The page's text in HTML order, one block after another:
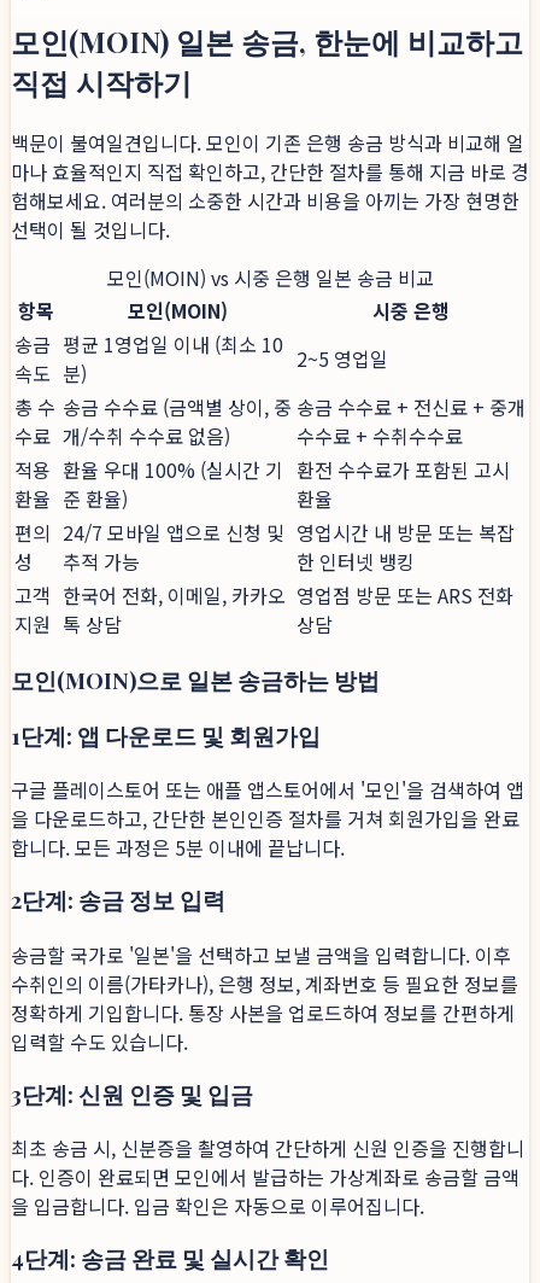
모인(MOIN) 일본 송금, 한눈에 비교하고
직접 시작하기
백문이 불여일견입니다. 모인이 기존 은행 송금 방식과 비교해 얼
마나 효율적인지 직접 확인하고, 간단한 절차를 통해 지금 바로 경
험해보세요. 여러분의 소중한 시간과 비용을 아끼는 가장 현명한
선택이 될 것입니다.
모인(MOIN) vs 시중 은행 일본 송금 비교
항목
모인(MOIN)
시중 은행
송금
속도
평균 1영업일 이내 (최소 10
분)
2~5 영업일
총 수
수료
송금 수수료 (금액별 상이, 중
개/수취 수수료 없음)
송금 수수료 + 전신료 + 중개
수수료 + 수취수수료
적용
환율
환율 우대 100% (실시간 기
준 환율)
환전 수수료가 포함된 고시
환율
편의
성
24/7 모바일 앱으로 신청 및
추적 가능
영업시간 내 방문 또는 복잡
한 인터넷 뱅킹
고객
지원
한국어 전화, 이메일, 카카오
톡 상담
영업점 방문 또는 ARS 전화
상담
모인(MOIN)으로 일본 송금하는 방법
1단계: 앱 다운로드 및 회원가입
구글 플레이스토어 또는 애플 앱스토어에서 '모인'을 검색하여 앱
을 다운로드하고, 간단한 본인인증 절차를 거쳐 회원가입을 완료
합니다. 모든 과정은 5분 이내에 끝납니다.
2단계: 송금 정보 입력
송금할 국가로 '일본'을 선택하고 보낼 금액을 입력합니다. 이후
수취인의 이름(가타카나), 은행 정보, 계좌번호 등 필요한 정보를
정확하게 기입합니다. 통장 사본을 업로드하여 정보를 간편하게
입력할 수도 있습니다.
3단계: 신원 인증 및 입금
최초 송금 시, 신분증을 촬영하여 간단하게 신원 인증을 진행합니
다. 인증이 완료되면 모인에서 발급하는 가상계좌로 송금할 금액
을 입금합니다. 입금 확인은 자동으로 이루어집니다.
4단계: 송금 완료 및 실시간 확인